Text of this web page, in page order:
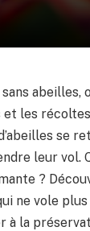
abeilles,
et les
se
leur vol.
?
ne vole
à la